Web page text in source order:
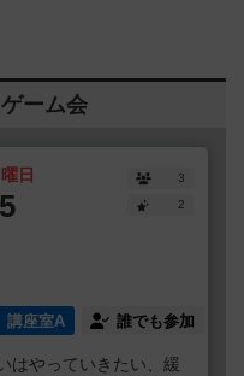
ーム会
曜日
3
2
座室A 誰でも参加
はやっていきたい、緩